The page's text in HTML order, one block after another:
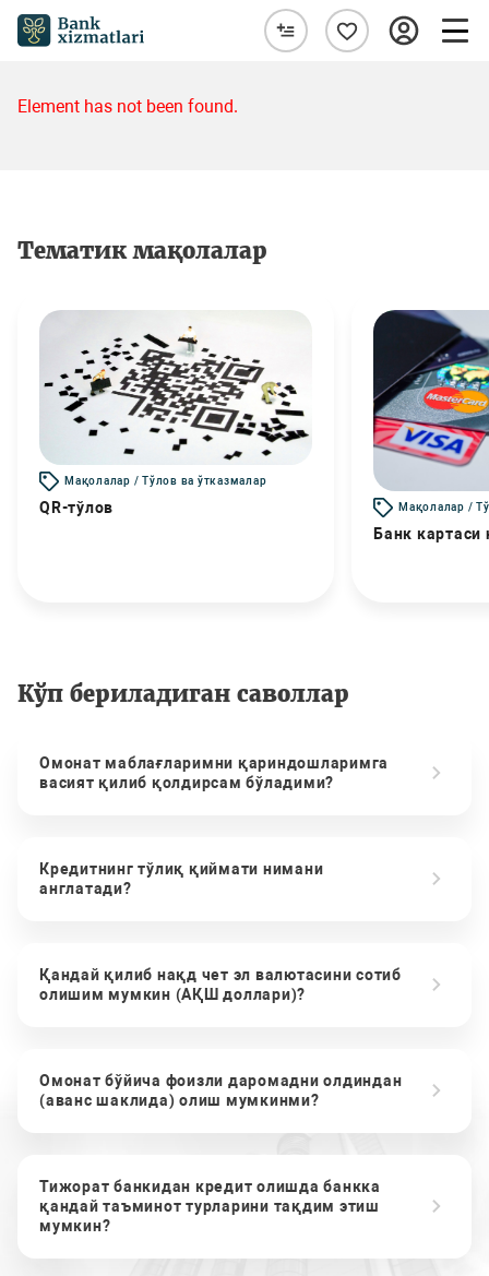
Element has not been found.
Тематик мақолалар
Мақолалар / Тўлов ва ўтказмалар
QR-тўлов Мақолалар /
Банк картаси
Кўп бериладиган саволлар
Омонат маблағларимни қариндошларимга
васият қилиб қолдирсам бўладими?
Кредитнинг тўлиқ қиймати нимани
англатади?
Қандай қилиб нақд чет эл валютасини сотиб
олишим мумкин (АҚШ доллари)?
Омонат бўйича фоизли даромадни олдиндан
(аванс шаклида) олиш мумкинми?
Тижорат банкидан кредит олишда банкка
қандай таъминот турларини тақдим этиш
мумкин?